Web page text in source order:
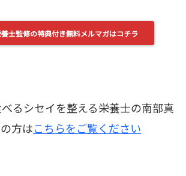
士監修の特典付き無料メルマガはコチラ
るシセイを整える栄養士の南部真
方はこちらをご覧ください